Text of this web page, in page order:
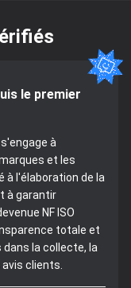
le premier
à
et les
l'élaboration de la
à garantir
NF ISO
totale et
la collecte, la
clients.